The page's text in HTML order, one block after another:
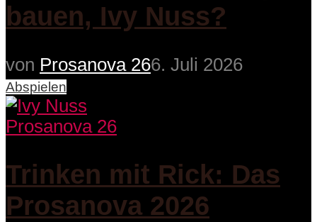
bauen, Ivy Nuss?
von Prosanova 266. Juli 2026
Abspielen
Prosanova 26
Trinken mit Rick: Das
Prosanova 2026